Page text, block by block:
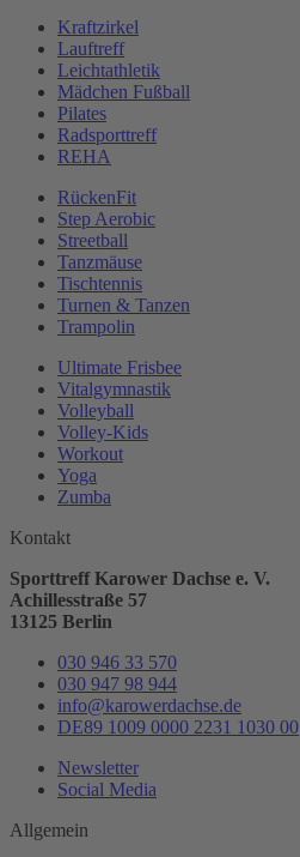
Kraftzirkel
Lauftreff
Leichtathletik
Mädchen Fußball
Pilates
Radsporttreff
REHA
RückenFit
Step Aerobic
Streetball
Tanzmäuse
Tischtennis
Turnen & Tanzen
Trampolin
Ultimate Frisbee
Vitalgymnastik
Volleyball
Volley-Kids
Workout
Yoga
Zumba
Kontakt
Sporttreff Karower Dachse e. V.
Achillesstraße 57
13125 Berlin
030 946 33 570
030 947 98 944
info@karowerdachse.de
DE89 1009 0000 2231 1030 00
Newsletter
Social Media
Allgemein